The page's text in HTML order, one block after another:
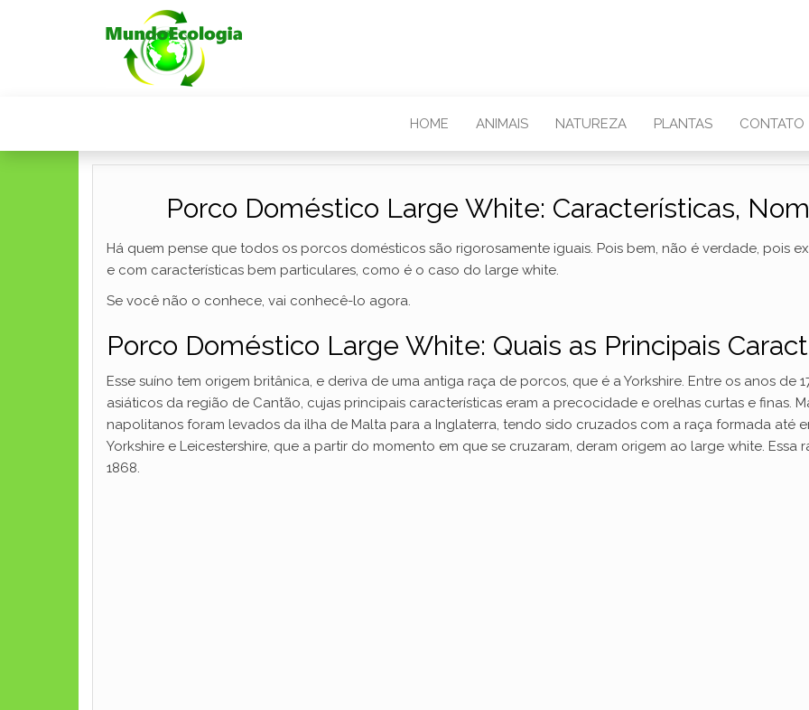
HOME ANIMAIS NATUREZA PLANTAS CONTATO
Porco Doméstico Large White: Características,
Há quem pense que todos os porcos domésticos são rigorosamente iguais. Pois bem, não é verdade, pois
e com características bem particulares, como é o caso do large white.
Se você não o conhece, vai conhecê-lo agora.
Porco Doméstico Large White: Quais as Principais
Esse suíno tem origem britânica, e deriva de uma antiga raça de porcos, que é a Yorkshire. Entre os anos de
asiáticos da região de Cantão, cujas principais características eram a precocidade e orelhas curtas e finas.
napolitanos foram levados da ilha de Malta para a Inglaterra, tendo sido cruzados com a raça formada até
Yorkshire e Leicestershire, que a partir do momento em que se cruzaram, deram origem ao large white.
1868.